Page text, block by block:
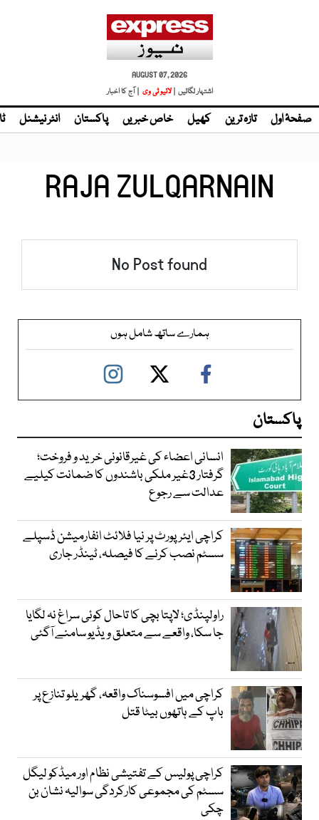
AUGUST 07, 2026
اشتہار لگائیں | لائیو ٹی وی | آج کا اخبار
صفحۂ اول تازہ ترین کھیل خاص خبریں پاکستان انٹر نیشنل
RAJA ZULQARNAIN
No Post found
ہمارے ساتھ شامل ہوں
پاکستان
انسانی اعضاء کی غیرقانونی خرید و فروخت؛
گرفتار 3غیر ملکی باشندوں کا ضمانت کیلیے
عدالت سے رجوع
کراچی ایئرپورٹ پر نیا فلائٹ انفارمیشن ڈسپلے
سسٹم نصب کرنے کا فیصلہ، ٹینڈر جاری
راولپنڈی؛ لاپتا بچی کا تاحال کوئی سراغ نہ لگایا
جا سکا، واقعے سے متعلق ویڈیو سامنے آگئی
کراچی میں افسوسناک واقعہ، گھریلو تنازع پر
باپ کے ہاتھوں بیٹا قتل
کراچی پولیس کے تفتیشی نظام اور میڈکو لیگل
سسٹم کی مجموعی کارکردگی سوالیہ نشان بن
چکی